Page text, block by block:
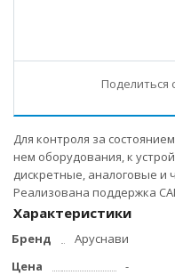
Поделиться
Для контроля за
нем оборудования, к
дискретные, аналоговые и
Реализована поддержка
Характеристики
Бренд
Аруснави
Цена
-